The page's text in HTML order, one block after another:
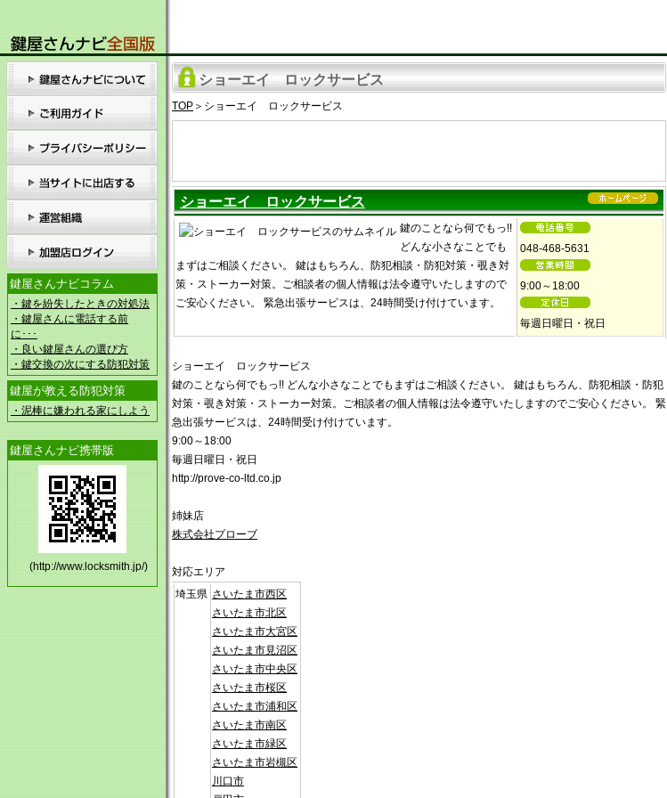
鍵屋さんナビコラム
・鍵を紛失したときの対処法
・鍵屋さんに電話する前
に･･･
・良い鍵屋さんの選び方
・鍵交換の次にする防犯対策
鍵屋が教える防犯対策
・泥棒に嫌われる家にしよう
鍵屋さんナビ携帯版
(http://www.locksmith.jp/)
ショーエイ ロックサービス
TOP ＞ショーエイ ロックサービス
ショーエイ ロックサービス
鍵のことなら何でもっ!!
どんな小さなことでも
まずはご相談ください。 鍵はもちろん、防犯相談・防犯対策・覗き対
策・ストーカー対策。ご相談者の個人情報は法令遵守いたしますので
ご安心ください。 緊急出張サービスは、24時間受け付けています。
048-468-5631
9:00～18:00
毎週日曜日・祝日
ショーエイ ロックサービス
鍵のことなら何でもっ!! どんな小さなことでもまずはご相談ください。 鍵はもちろん、防犯相談・防犯
対策・覗き対策・ストーカー対策。ご相談者の個人情報は法令遵守いたしますのでご安心ください。 緊
急出張サービスは、24時間受け付けています。
9:00～18:00
毎週日曜日・祝日
http://prove-co-ltd.co.jp
姉妹店
株式会社プローブ
対応エリア
埼玉県 さいたま市西区
さいたま市北区
さいたま市大宮区
さいたま市見沼区
さいたま市中央区
さいたま市桜区
さいたま市浦和区
さいたま市南区
さいたま市緑区
さいたま市岩槻区
川口市